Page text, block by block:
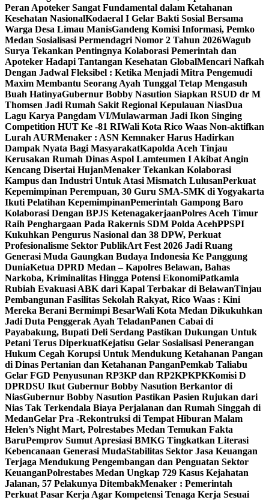
Peran Apoteker Sangat Fundamental dalam Ketahanan
Kesehatan NasionalKodaeral I Gelar Bakti Sosial Bersama
Warga Desa Limau ManisGandeng Komisi Informasi, Pemko
Medan Sosialisasi Permendagri Nomor 2 Tahun 2026Wagub
Surya Tekankan Pentingnya Kolaborasi Pemerintah dan
Apoteker Hadapi Tantangan Kesehatan GlobalMencari Nafkah
Dengan Jadwal Fleksibel : Ketika Menjadi Mitra Pengemudi
Maxim Membantu Seorang Ayah Tunggal Tetap Mengasuh
Buah HatinyaGubernur Bobby Nasution Siapkan RSUD dr M
Thomsen Jadi Rumah Sakit Regional Kepulauan NiasDua
Lagu Karya Pangdam VI/Mulawarman Jadi Ikon Singing
Competition HUT Ke -81 RIWali Kota Rico Waas Non-aktifkan
Lurah AURMenaker : ASN Kemnaker Harus Hadirkan
Dampak Nyata Bagi MasyarakatKapolda Aceh Tinjau
Kerusakan Rumah Dinas Aspol Lamteumen I Akibat Angin
Kencang Disertai HujanMenaker Tekankan Kolaborasi
Kampus dan Industri Untuk Atasi Mismatch LulusanPerkuat
Kepemimpinan Perempuan, 30 Guru SMA-SMK di Yogyakarta
Ikuti Pelatihan KepemimpinanPemerintah Gampong Baro
Kolaborasi Dengan BPJS KetenagakerjaanPolres Aceh Timur
Raih Penghargaan Pada Rakernis SDM Polda AcehPPSPI
Kukuhkan Pengurus Nasional dan 38 DPW, Perkuat
Profesionalisme Sektor PublikArt Fest 2026 Jadi Ruang
Generasi Muda Gaungkan Budaya Indonesia Ke Panggung
DuniaKetua DPRD Medan – Kapolres Belawan, Bahas
Narkoba, Kriminalitas Hingga Potensi EkonomiPatkamla
Rubiah Evakuasi ABK dari Kapal Terbakar di BelawanTinjau
Pembangunan Fasilitas Sekolah Rakyat, Rico Waas : Kini
Mereka Berani Bermimpi BesarWali Kota Medan Dikukuhkan
Jadi Duta Penggerak Ayah TeladanPanen Cabai di
Payabakung, Bupati Deli Serdang Pastikan Dukungan Untuk
Petani Terus DiperkuatKejatisu Gelar Sosialisasi Penerangan
Hukum Cegah Korupsi Untuk Mendukung Ketahanan Pangan
di Dinas Pertanian dan Ketahanan PanganPemkab Taliabu
Gelar FGD Penyusunan RP3KP dan RP2KPKPKKomisi D
DPRDSU Ikut Gubernur Bobby Nasution Berkantor di
NiasGubernur Bobby Nasution Pastikan Pasien Rujukan dari
Nias Tak Terkendala Biaya Perjalanan dan Rumah Singgah di
MedanGelar Pra -Rekontruksi di Tempat Hiburan Malam
Helen’s Night Mart, Polrestabes Medan Temukan Fakta
BaruPemprov Sumut Apresiasi BMKG Tingkatkan Literasi
Kebencanaan Generasi MudaStabilitas Sektor Jasa Keuangan
Terjaga Mendukung Pengembangan dan Penguatan Sektor
KeuanganPolrestabes Medan Ungkap 729 Kasus Kejahatan
Jalanan, 57 Pelakunya DitembakMenaker : Pemerintah
Perkuat Pasar Kerja Agar Kompetensi Tenaga Kerja Sesuai